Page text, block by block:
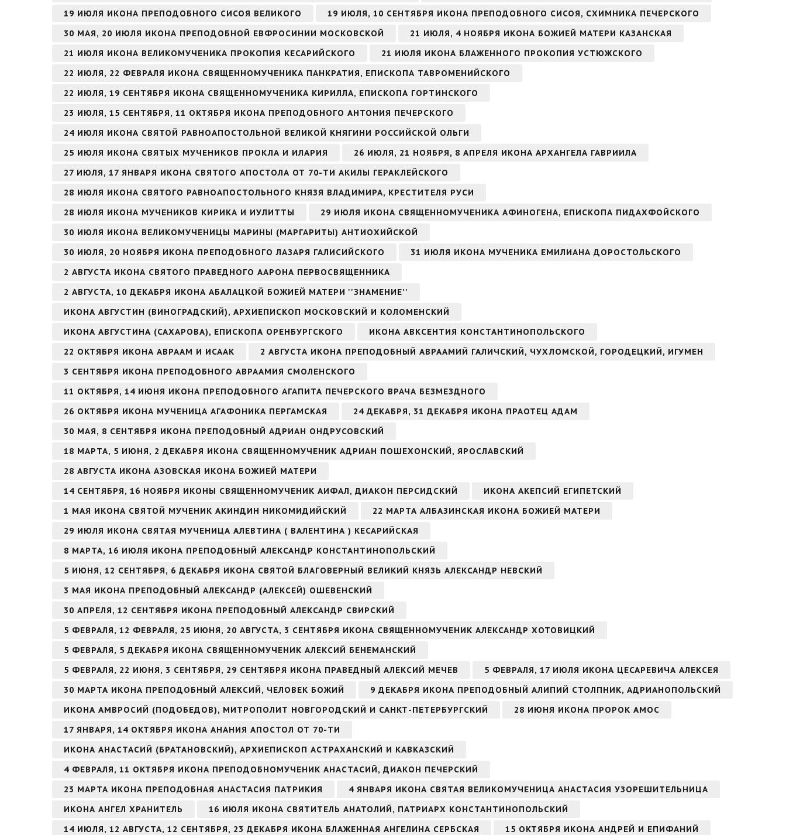
19 ИЮЛЯ ИКОНА ПРЕПОДОБНОГО СИСОЯ ВЕЛИКОГО
19 ИЮЛЯ, 10 СЕНТЯБРЯ ИКОНА ПРЕПОДОБНОГО СИСОЯ, СХИМНИКА ПЕЧЕРСКОГО
30 МАЯ, 20 ИЮЛЯ ИКОНА ПРЕПОДОБНОЙ ЕВФРОСИНИИ МОСКОВСКОЙ
21 ИЮЛЯ, 4 НОЯБРЯ ИКОНА БОЖИЕЙ МАТЕРИ КАЗАНСКАЯ
21 ИЮЛЯ ИКОНА ВЕЛИКОМУЧЕНИКА ПРОКОПИЯ КЕСАРИЙСКОГО
21 ИЮЛЯ ИКОНА БЛАЖЕННОГО ПРОКОПИЯ УСТЮЖСКОГО
22 ИЮЛЯ, 22 ФЕВРАЛЯ ИКОНА СВЯЩЕННОМУЧЕНИКА ПАНКРАТИЯ, ЕПИСКОПА ТАВРОМЕНИЙСКОГО
22 ИЮЛЯ, 19 СЕНТЯБРЯ ИКОНА СВЯЩЕННОМУЧЕНИКА КИРИЛЛА, ЕПИСКОПА ГОРТИНСКОГО
23 ИЮЛЯ, 15 СЕНТЯБРЯ, 11 ОКТЯБРЯ ИКОНА ПРЕПОДОБНОГО АНТОНИЯ ПЕЧЕРСКОГО
24 ИЮЛЯ ИКОНА СВЯТОЙ РАВНОАПОСТОЛЬНОЙ ВЕЛИКОЙ КНЯГИНИ РОССИЙСКОЙ ОЛЬГИ
25 ИЮЛЯ ИКОНА СВЯТЫХ МУЧЕНИКОВ ПРОКЛА И ИЛАРИЯ
26 ИЮЛЯ, 21 НОЯБРЯ, 8 АПРЕЛЯ ИКОНА АРХАНГЕЛА ГАВРИИЛА
27 ИЮЛЯ, 17 ЯНВАРЯ ИКОНА СВЯТОГО АПОСТОЛА ОТ 70-ТИ АКИЛЫ ГЕРАКЛЕЙСКОГО
28 ИЮЛЯ ИКОНА СВЯТОГО РАВНОАПОСТОЛЬНОГО КНЯЗЯ ВЛАДИМИРА, КРЕСТИТЕЛЯ РУСИ
28 ИЮЛЯ ИКОНА МУЧЕНИКОВ КИРИКА И ИУЛИТТЫ
29 ИЮЛЯ ИКОНА СВЯЩЕННОМУЧЕНИКА АФИНОГЕНА, ЕПИСКОПА ПИДАХФОЙСКОГО
30 ИЮЛЯ ИКОНА ВЕЛИКОМУЧЕНИЦЫ МАРИНЫ (МАРГАРИТЫ) АНТИОХИЙСКОЙ
30 ИЮЛЯ, 20 НОЯБРЯ ИКОНА ПРЕПОДОБНОГО ЛАЗАРЯ ГАЛИСИЙСКОГО
31 ИЮЛЯ ИКОНА МУЧЕНИКА ЕМИЛИАНА ДОРОСТОЛЬСКОГО
2 АВГУСТА ИКОНА СВЯТОГО ПРАВЕДНОГО ААРОНА ПЕРВОСВЯЩЕННИКА
2 АВГУСТА, 10 ДЕКАБРЯ ИКОНА АБАЛАЦКОЙ БОЖИЕЙ МАТЕРИ ''ЗНАМЕНИЕ''
ИКОНА АВГУСТИН (ВИНОГРАДСКИЙ), АРХИЕПИСКОП МОСКОВСКИЙ И КОЛОМЕНСКИЙ
ИКОНА АВГУСТИНА (САХАРОВА), ЕПИСКОПА ОРЕНБУРГСКОГО
ИКОНА АВКСЕНТИЯ КОНСТАНТИНОПОЛЬСКОГО
22 ОКТЯБРЯ ИКОНА АВРААМ И ИСААК
2 АВГУСТА ИКОНА ПРЕПОДОБНЫЙ АВРААМИЙ ГАЛИЧСКИЙ, ЧУХЛОМСКОЙ, ГОРОДЕЦКИЙ, ИГУМЕН
3 СЕНТЯБРЯ ИКОНА ПРЕПОДОБНОГО АВРААМИЯ СМОЛЕНСКОГО
11 ОКТЯБРЯ, 14 ИЮНЯ ИКОНА ПРЕПОДОБНОГО АГАПИТА ПЕЧЕРСКОГО ВРАЧА БЕЗМЕЗДНОГО
26 ОКТЯБРЯ ИКОНА МУЧЕНИЦА АГАФОНИКА ПЕРГАМСКАЯ
24 ДЕКАБРЯ, 31 ДЕКАБРЯ ИКОНА ПРАОТЕЦ АДАМ
30 МАЯ, 8 СЕНТЯБРЯ ИКОНА ПРЕПОДОБНЫЙ АДРИАН ОНДРУСОВСКИЙ
18 МАРТА, 5 ИЮНЯ, 2 ДЕКАБРЯ ИКОНА СВЯЩЕННОМУЧЕНИК АДРИАН ПОШЕХОНСКИЙ, ЯРОСЛАВСКИЙ
28 АВГУСТА ИКОНА АЗОВСКАЯ ИКОНА БОЖИЕЙ МАТЕРИ
14 СЕНТЯБРЯ, 16 НОЯБРЯ ИКОНЫ СВЯЩЕННОМУЧЕНИК АИФАЛ, ДИАКОН ПЕРСИДСКИЙ
ИКОНА АКЕПСИЙ ЕГИПЕТСКИЙ
1 МАЯ ИКОНА СВЯТОЙ МУЧЕНИК АКИНДИН НИКОМИДИЙСКИЙ
22 МАРТА АЛБАЗИНСКАЯ ИКОНА БОЖИЕЙ МАТЕРИ
29 ИЮЛЯ ИКОНА СВЯТАЯ МУЧЕНИЦА АЛЕВТИНА ( ВАЛЕНТИНА ) КЕСАРИЙСКАЯ
8 МАРТА, 16 ИЮЛЯ ИКОНА ПРЕПОДОБНЫЙ АЛЕКСАНДР КОНСТАНТИНОПОЛЬСКИЙ
5 ИЮНЯ, 12 СЕНТЯБРЯ, 6 ДЕКАБРЯ ИКОНА СВЯТОЙ БЛАГОВЕРНЫЙ ВЕЛИКИЙ КНЯЗЬ АЛЕКСАНДР НЕВСКИЙ
3 МАЯ ИКОНА ПРЕПОДОБНЫЙ АЛЕКСАНДР (АЛЕКСЕЙ) ОШЕВЕНСКИЙ
30 АПРЕЛЯ, 12 СЕНТЯБРЯ ИКОНА ПРЕПОДОБНЫЙ АЛЕКСАНДР СВИРСКИЙ
5 ФЕВРАЛЯ, 12 ФЕВРАЛЯ, 25 ИЮНЯ, 20 АВГУСТА, 3 СЕНТЯБРЯ ИКОНА СВЯЩЕННОМУЧЕНИК АЛЕКСАНДР ХОТОВИЦКИЙ
5 ФЕВРАЛЯ, 5 ДЕКАБРЯ ИКОНА СВЯЩЕННОМУЧЕНИК АЛЕКСИЙ БЕНЕМАНСКИЙ
5 ФЕВРАЛЯ, 22 ИЮНЯ, 3 СЕНТЯБРЯ, 29 СЕНТЯБРЯ ИКОНА ПРАВЕДНЫЙ АЛЕКСИЙ МЕЧЕВ
5 ФЕВРАЛЯ, 17 ИЮЛЯ ИКОНА ЦЕСАРЕВИЧА АЛЕКСЕЯ
30 МАРТА ИКОНА ПРЕПОДОБНЫЙ АЛЕКСИЙ, ЧЕЛОВЕК БОЖИЙ
9 ДЕКАБРЯ ИКОНА ПРЕПОДОБНЫЙ АЛИПИЙ СТОЛПНИК, АДРИАНОПОЛЬСКИЙ
ИКОНА АМВРОСИЙ (ПОДОБЕДОВ), МИТРОПОЛИТ НОВГОРОДСКИЙ И САНКТ-ПЕТЕРБУРГСКИЙ
28 ИЮНЯ ИКОНА ПРОРОК АМОС
17 ЯНВАРЯ, 14 ОКТЯБРЯ ИКОНА АНАНИЯ АПОСТОЛ ОТ 70-ТИ
ИКОНА АНАСТАСИЙ (БРАТАНОВСКИЙ), АРХИЕПИСКОП АСТРАХАНСКИЙ И КАВКАЗСКИЙ
4 ФЕВРАЛЯ, 11 ОКТЯБРЯ ИКОНА ПРЕПОДОБНОМУЧЕНИК АНАСТАСИЙ, ДИАКОН ПЕЧЕРСКИЙ
23 МАРТА ИКОНА ПРЕПОДОБНАЯ АНАСТАСИЯ ПАТРИКИЯ
4 ЯНВАРЯ ИКОНА СВЯТАЯ ВЕЛИКОМУЧЕНИЦА АНАСТАСИЯ УЗОРЕШИТЕЛЬНИЦА
ИКОНА АНГЕЛ ХРАНИТЕЛЬ
16 ИЮЛЯ ИКОНА СВЯТИТЕЛЬ АНАТОЛИЙ, ПАТРИАРХ КОНСТАНТИНОПОЛЬСКИЙ
14 ИЮЛЯ, 12 АВГУСТА, 12 СЕНТЯБРЯ, 23 ДЕКАБРЯ ИКОНА БЛАЖЕННАЯ АНГЕЛИНА СЕРБСКАЯ
15 ОКТЯБРЯ ИКОНА АНДРЕЙ И ЕПИФАНИЙ